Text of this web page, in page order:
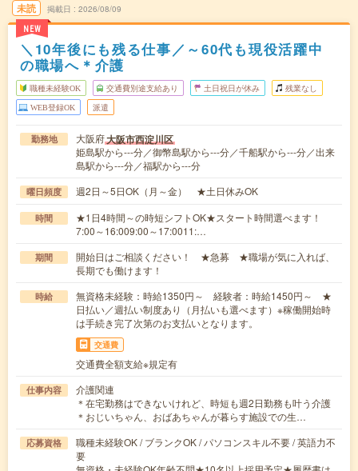
未読
NEW
掲載日 2026/08/09
＼10年後にも残る仕事／～60代も現役活躍中
の職場へ＊介護
職種未経験OK 交通費別途支給あり 土日祝日が休み 残業なし
WEB登録OK 派遣
勤務地 大阪府大阪市西淀川区
姫島駅から---分／御幣島駅から---分／千船駅から---分／出来
島駅から---分／福駅から---分
曜日頻度 週2日～5日OK（月～金） ★土日休みOK
時間
★1日4時間～の時短シフトOK★スタート時間選べます！
7:00～16:009:00～17:0011:…
期間
開始日はご相談ください！ ★急募 ★職場が気に入れば、
長期でも働けます！
時給
無資格未経験：時給1350円～ 経験者：時給1450円～ ★
日払い／週払い制度あり（月払いも選べます）※稼働開始時
は手続き完了次第のお支払いとなります。
交通費
交通費全額支給※規定有
仕事内容
介護関連
＊在宅勤務はできないけれど、時短も週2日勤務も叶う介護
＊おじいちゃん、おばあちゃんが暮らす施設での生…
応募資格
職種未経験OK / ブランクOK / パソコンスキル不要 / 英語力不
要